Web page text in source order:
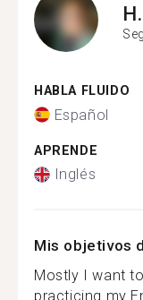
H.
HABLA FLUIDO
Español
APRENDE
Inglés
Mis objetivos
Mostly I want
practicing my